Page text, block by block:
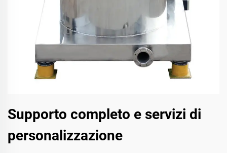
Supporto completo e servizi di
personalizzazione